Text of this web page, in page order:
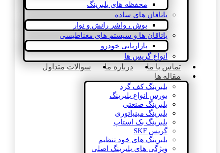
محفظه های بلبرینگ
یاتاقان های ساده
بوش ، واشر رانش و نوار
یاتاقان ها و سیستم های مغناطیسی
بازاریابی خودرو
انواع گریس ها
تماس با ما درباره ما
سوالات متداول
مقاله ها
بلبرینگ کف گرد
بورس انواع بلبرینگ
بلبرینگ صنعتی
بلبرینگ مینیاتوری
بلبرینگ بک استاپ
گریس SKF
بلبرینگ های خود تنظیم
ویژگی های بلبرینگ اصلی